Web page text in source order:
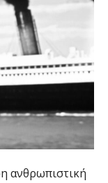
ανθρωπιστική